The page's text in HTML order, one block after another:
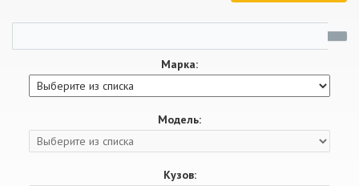
Марка:
Модель:
Кузов: